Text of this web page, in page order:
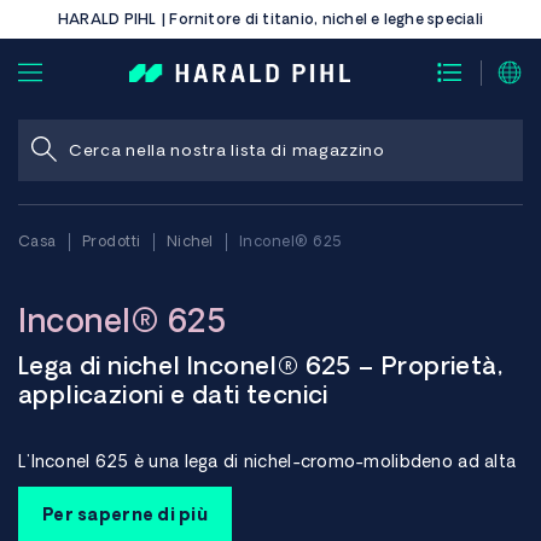
HARALD PIHL | Fornitore di titanio, nichel e leghe speciali
Casa Prodotti Nichel Inconel® 625
Inconel® 625
Lega di nichel Inconel® 625 – Proprietà,
applicazioni e dati tecnici
L'Inconel 625 è una lega di nichel-cromo-molibdeno ad alta
lega, nota per la sua eccezionale resistenza alla corrosione,
l'elevata resistenza meccanica e le eccellenti prestazioni in
Per saperne di più